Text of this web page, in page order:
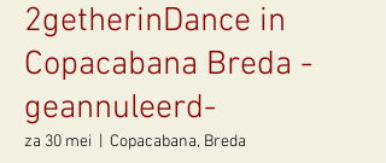
2getherinDance in
Copacabana Breda -
geannuleerd-
za 30 mei Copacabana, Breda